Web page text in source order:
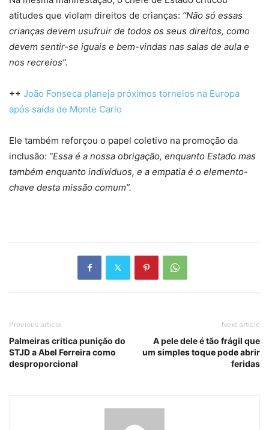
atitudes que violam direitos de crianças: “Não só essas
crianças devem usufruir de todos os seus direitos, como
devem sentir-se iguais e bem-vindas nas salas de aula e
nos recreios”.
++ João Fonseca planeja próximos torneios na Europa
após saída de Monte Carlo
Ele também reforçou o papel coletivo na promoção da
inclusão: “Essa é a nossa obrigação, enquanto Estado mas
também enquanto indivíduos, e a empatia é o elemento-
chave desta missão comum”.
Previous article
Palmeiras critica punição do
STJD a Abel Ferreira como
desproporcional
Next article
A pele dele é tão frágil que
um simples toque pode abrir
feridas